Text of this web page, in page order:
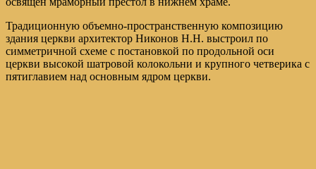
Традиционную объемно-пространственную композицию
здания церкви архитектор Никонов Н.Н. выстроил по
симметричной схеме с постановкой по продольной оси
церкви высокой шатровой колокольни и крупного четверика с
пятиглавием над основным ядром церкви.